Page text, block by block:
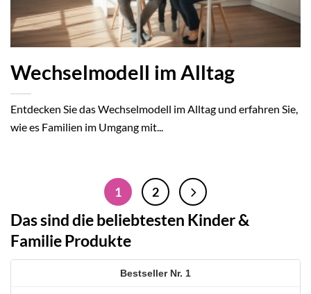
Wechselmodell im Alltag
Entdecken Sie das Wechselmodell im Alltag und erfahren Sie,
wie es Familien im Umgang mit...
1 2
Das sind die beliebtesten Kinder &
Familie Produkte
1